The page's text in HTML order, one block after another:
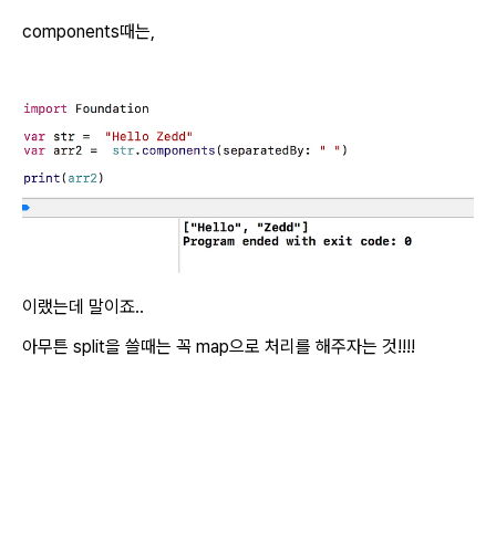
components때는,
이랬는데 말이죠..
아무튼 split을 쓸때는 꼭 map으로 처리를 해주자는 것!!!!